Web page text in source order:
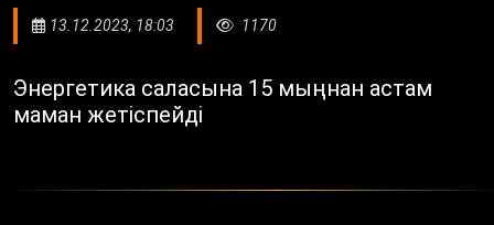
13.12.2023, 18:03 1170
Энергетика саласына 15 мыңнан астам
маман жетіспейді